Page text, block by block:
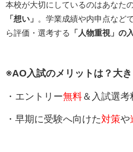
本校が大切にしているのはあなた
「想い」
。学業成績や内申点など
ら評価・選考する
「人物重視」の
※AO入試のメリットは？大
・エントリー無料＆入試選考
・早期に受験へ向けた対策や